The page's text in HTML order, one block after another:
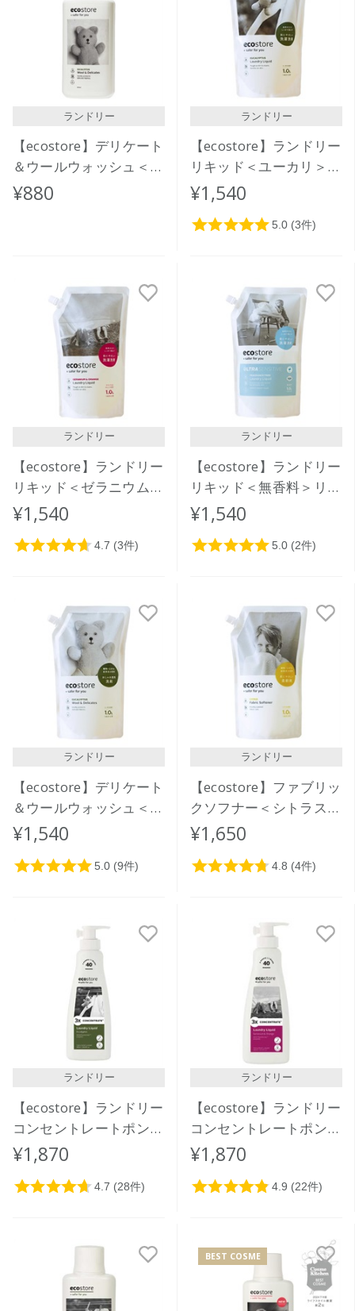
ランドリー
【ecostore】デリケート
＆ウールウォッシュ＜お
しゃれ着用＞ 500ｍL
¥880
ランドリー
【ecostore】ランドリー
リキッド＜ユーカリ＞リ
フィルパック1L
¥1,540
ランドリー
【ecostore】ランドリー
リキッド＜ゼラニウム＆
オレンジ＞リフィルパッ
ク1L
¥1,540
ランドリー
【ecostore】ランドリー
リキッド＜無香料＞リフ
ィルパック1L
¥1,540
ランドリー
【ecostore】デリケート
＆ウールウォッシュ＜お
しゃれ着用＞リフィルパ
ック1L
¥1,540
ランドリー
【ecostore】ファブリッ
クソフナー＜シトラス＞
リフィルパック1L
¥1,650
ランドリー
【ecostore】ランドリー
コンセントレートポンプ
＜ユーカリ＞ 480mL
¥1,870
ランドリー
【ecostore】ランドリー
コンセントレートポンプ
＜ゼラニウム＆オレンジ
＞ 480mL
¥1,870
BEST COSME